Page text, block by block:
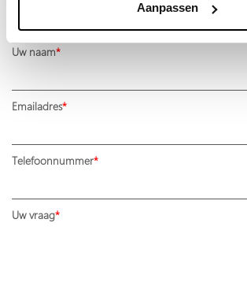
Aanpassen
Stel een vraag over dit
Uw naam
Emailadres
Telefoonnummer
Uw vraag